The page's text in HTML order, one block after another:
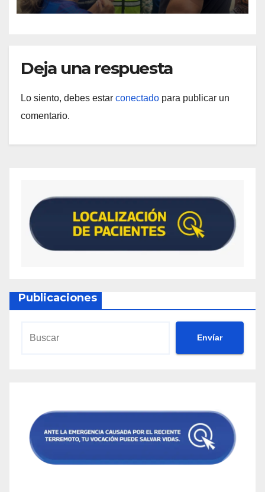
Deja una respuesta
Lo siento, debes estar conectado para publicar un
comentario.
Publicaciones
Envíar